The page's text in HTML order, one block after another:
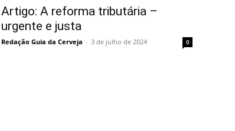
Artigo: A reforma tributária –
urgente e justa
Redação Guia da Cerveja - 3 de julho de 2024 0